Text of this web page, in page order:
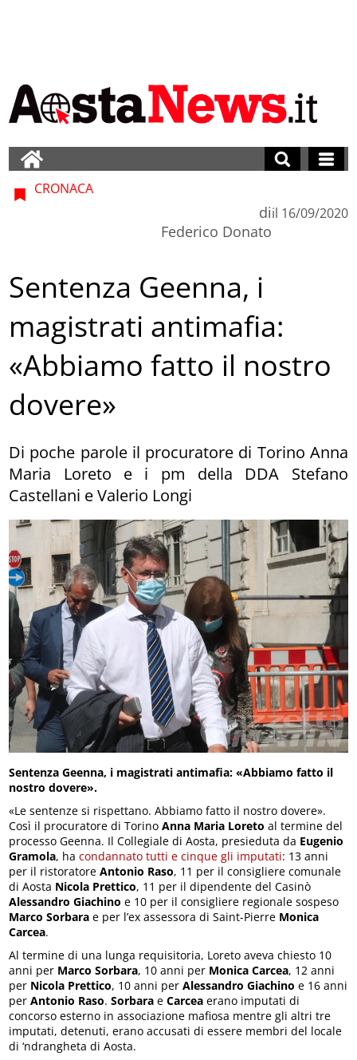
CRONACA
di
Federico Donato
il 16/09/2020
Sentenza Geenna, i
magistrati antimafia:
«Abbiamo fatto il nostro
dovere»
Di poche parole il procuratore di Torino Anna
Maria Loreto e i pm della DDA Stefano
Castellani e Valerio Longi
Sentenza Geenna, i magistrati antimafia: «Abbiamo fatto il
nostro dovere».
«Le sentenze si rispettano. Abbiamo fatto il nostro dovere».
Così il procuratore di TorinoAnna Maria Loreto al termine del
processo Geenna. Il Collegiale di Aosta, presieduta da Eugenio
Gramola, hacondannato tutti e cinque gli imputati: 13 anni
per il ristoratoreAntonio Raso, 11 per il consigliere comunale
di Aosta Nicola Prettico, 11 per il dipendente del Casinò
Alessandro Giachino e 10 per il consigliere regionale sospeso
Marco Sorbara e per l’ex assessora di Saint-Pierre Monica
Carcea.
Al termine di una lunga requisitoria, Loreto aveva chiesto 10
anni per Marco Sorbara, 10 anni per Monica Carcea, 12 anni
per Nicola Prettico, 10 anni perAlessandro Giachino e 16 anni
perAntonio Raso.Sorbara eCarcea erano imputati di
concorso esterno in associazione mafiosa mentre gli altri tre
imputati, detenuti, erano accusati di essere membri del locale
di ‘ndrangheta di Aosta.